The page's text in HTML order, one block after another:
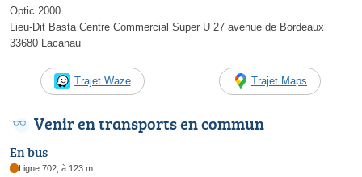
Optic 2000
Lieu-Dit Basta Centre Commercial Super U 27 avenue de Bordeaux
33680 Lacanau
Trajet Waze Trajet Maps
Venir en transports en commun
En bus
Ligne 702, à 123 m